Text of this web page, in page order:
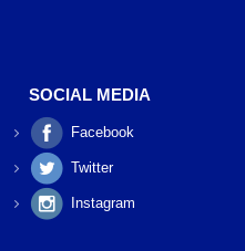
SOCIAL MEDIA
Facebook
Twitter
Instagram